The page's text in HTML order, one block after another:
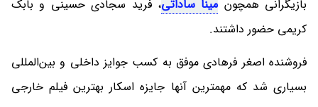
بازیگرانی همچون مینا ساداتی، فرید سجادی حسینی و بابک
کریمی حضور داشتند.
فروشنده اصغر فرهادی موفق به کسب جوایز داخلی و بین‌المللی
بسیاری شد که مهمترین آنها جایزه اسکار بهترین فیلم خارجی